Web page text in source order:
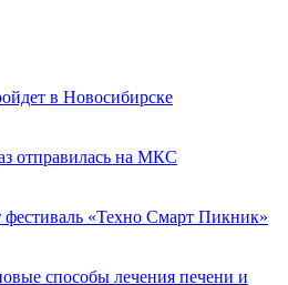
в Новосибирске
отправилась на МКС
«Техно Смарт Пикник»
способы лечения печени и